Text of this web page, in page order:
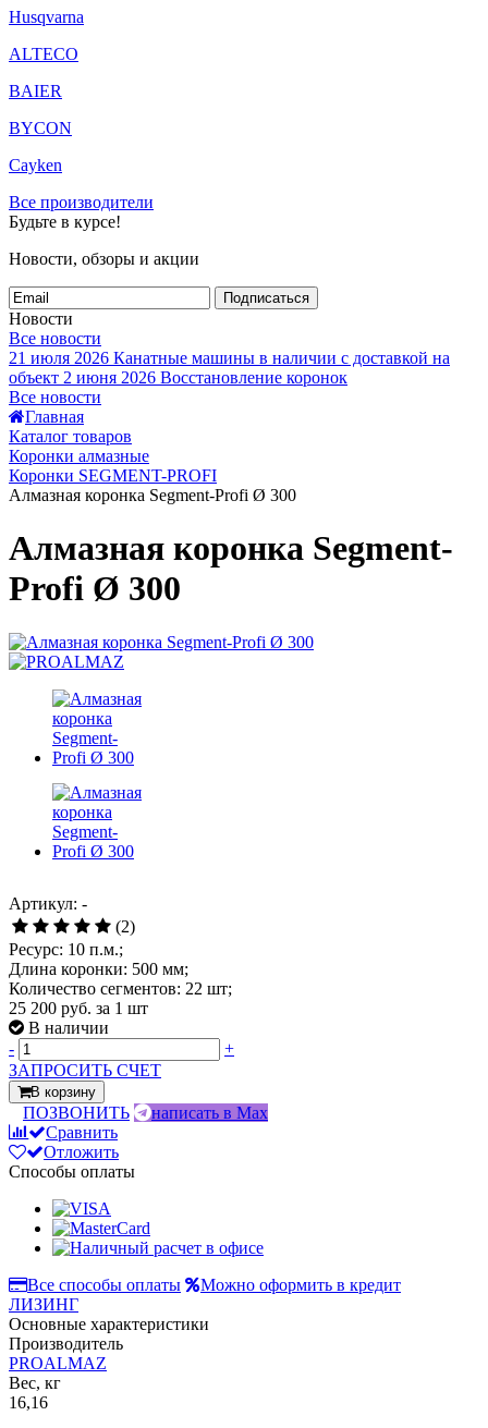
Husqvarna
ALTECO
BAIER
BYCON
Cayken
Все производители
Будьте в курсе!
Новости, обзоры и акции
Подписаться
Новости
Все новости
21 июля 2026 Канатные машины в наличии с доставкой на
объект 2 июня 2026 Восстановление коронок
Все новости
Главная
Каталог товаров
Коронки алмазные
Коронки SEGMENT-PROFI
Алмазная коронка Segment-Profi Ø 300
Алмазная коронка Segment-
Profi Ø 300
Артикул: -
(2)
Ресурс: 10 п.м.;
Длина коронки: 500 мм;
Количество сегментов: 22 шт;
25 200 руб. за 1 шт
В наличии
-
+
ЗАПРОСИТЬ СЧЕТ
В корзину
ПОЗВОНИТЬ
написать в Max
Сравнить
Отложить
Способы оплаты
Все способы оплаты
Можно оформить в кредит
ЛИЗИНГ
Основные характеристики
Производитель
PROALMAZ
Вес, кг
16,16